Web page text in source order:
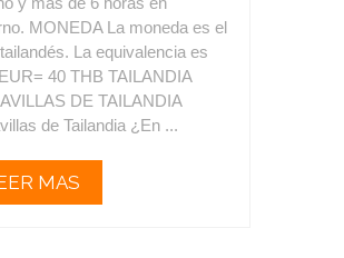
MONEDA La moneda es el
La equivalencia es
40 THB TAILANDIA
DE TAILANDIA
de Tailandia ¿En ...
MAS